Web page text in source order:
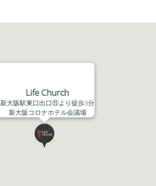
Life Church
新大阪駅東口出口⑪より徒歩3分
新大阪コロナホテル会議場